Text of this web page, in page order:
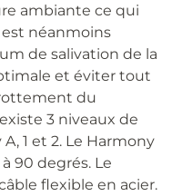
ambiante ce qui
néanmoins
de salivation de la
et éviter tout
du
3 niveaux de
1 et 2. Le Harmony
90 degrés. Le
flexible en acier.